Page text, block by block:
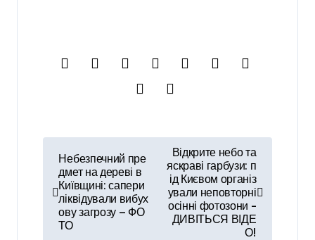
в
Небезпечний пре
дмет на дереві в
Київщині: сапери
ліквідували вибух
ову загрозу — ФО
ТО
Відкрите небо та
яскраві гарбузи: п
ід Києвом організ
ували неповторні
осінні фотозони –
ДИВІТЬСЯ ВІДЕ
О!